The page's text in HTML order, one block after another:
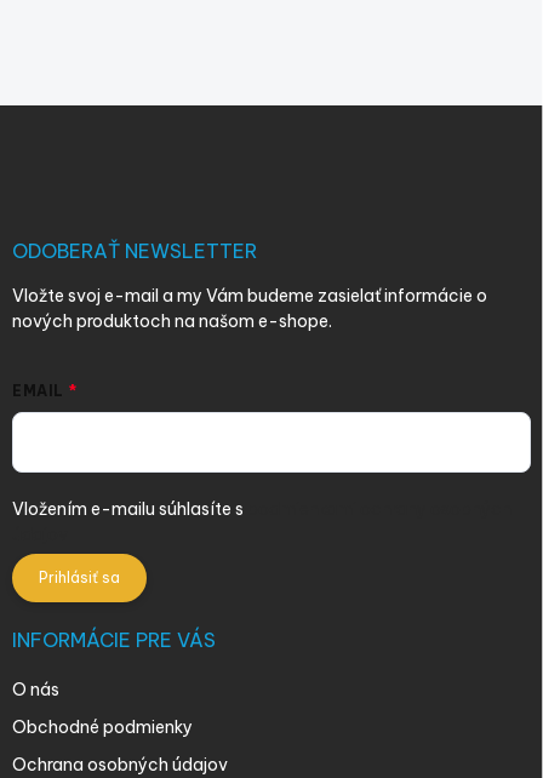
ODOBERAŤ NEWSLETTER
Vložte svoj e-mail a my Vám budeme zasielať informácie o
nových produktoch na našom e-shope.
EMAIL
Vložením e-mailu súhlasíte s
Prihlásiť sa
INFORMÁCIE PRE VÁS
O nás
Obchodné podmienky
Ochrana osobných údajov